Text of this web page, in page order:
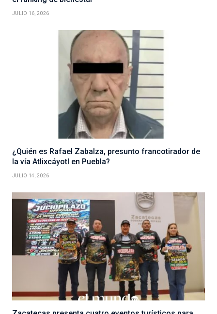
JULIO 16, 2026
¿Quién es Rafael Zabalza, presunto francotirador de
la vía Atlixcáyotl en Puebla?
JULIO 14, 2026